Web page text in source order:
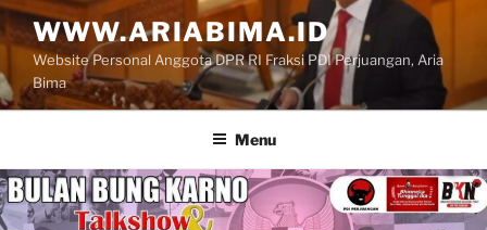
Skip
to
content
WWW.ARIABIMA.ID
Website Personal Anggota DPR RI Fraksi PDI Perjuangan, Aria
Bima
Menu